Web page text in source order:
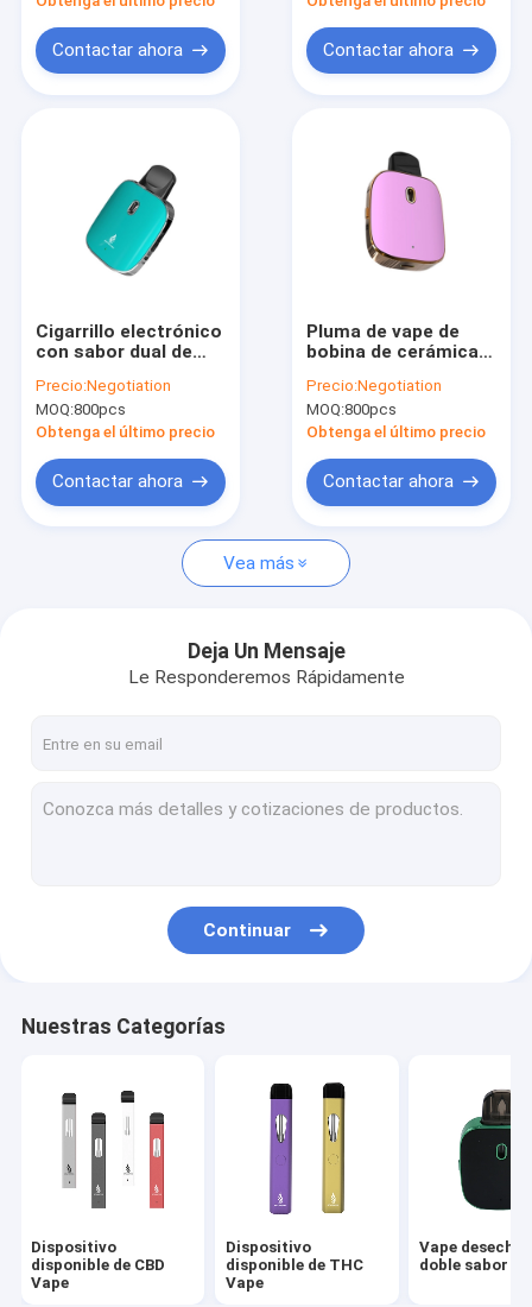
Sobre nosotros
Contacto
Dispositivo disponible de THC Vape
Vape desechable de doble sabor
Cigarrillo electrónico desechable
Cigarrillo electrónico recargable
Dispositivo disponible de la vaina de Vape
Dispositivos disponibles de la vaina
Contactar ahora Contactar ahora
Cigarrillo electrónico
con sabor dual de
400mAh 2ml Tipo C
Carga
Precio:Negotiation
MOQ:800pcs
Obtenga el último precio
Contactar ahora
Pluma de vape de
bobina de cerámica
ml CBD Oil 400mAh
Logotipo
personalizado
Precio:Negotiation
MOQ:800pcs
Obtenga el último precio
Contactar ahora
Vea más
Deja Un Mensaje
Le Responderemos Rápidamente
Continuar
Nuestras Categorías
Dispositivo
disponible de CBD
Vape
Dispositivo
disponible de THC
Vape
Vape
doble sabor